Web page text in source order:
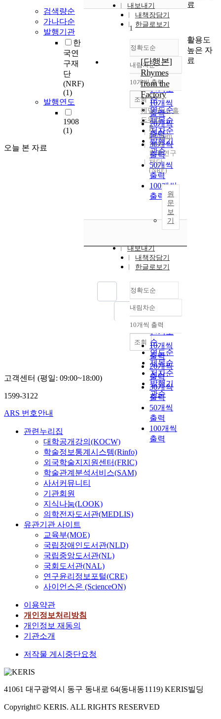
검색량순
가나다순
발행기관
한
국연
구재
단
(NRF)
(1)
발행연도
1908
(1)
오늘 본 자료
내보내기
내책장담기
한글로보기
정확도순
정확도
순
인기도
순
연도순
제목순
저자순
발행기
관순
내림차순
내림차순
10개씩 출력
10개씩
출력
20개씩
출력
30개씩
출력
50개씩
출력
100개씩
출력
조회
1
[단행본]
Rhymes
from the
Factory
에델,카니,홀
드워스
R.
Denham
1908
한국연구
재단
(NRF)
원
문
보
기
내보내기
내책장담기
한글로보기
정확도순
정확도
순
인기도
순
연도순
제목순
저자순
발행기
관순
내림차순
내림차순
10개씩 출력
10개씩
출력
20개씩
출력
30개씩
출력
50개씩
출력
100개씩
출력
조회
료
활용도
높은 자
료
고객센터 (평일: 09:00~18:00)
1599-3122
ARS 번호안내
관련누리집
대학공개강의(KOCW)
학술정보통계시스템(Rinfo)
외국학술지지원센터(FRIC)
학술관계분석서비스(SAM)
사서커뮤니티
기관회원
지식나눔(LOOK)
의학전자도서관(MEDLIS)
유관기관 사이트
교육부(MOE)
국립장애인도서관(NLD)
국립중앙도서관(NL)
국회도서관(NAL)
연구윤리정보포털(CRE)
사이언스온 (ScienceON)
이용약관
개인정보처리방침
개인정보 재동의
기관소개
저작물 게시중단요청
41061 대구광역시 동구 동내로 64(동내동1119) KERIS빌딩
Copyright© KERIS. ALL RIGHTS RESERVED